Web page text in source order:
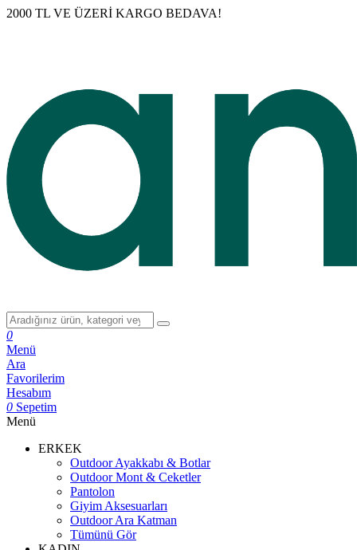
2000 TL VE ÜZERİ KARGO BEDAVA!
0
Menü
Ara
Favorilerim
Hesabım
0 Sepetim
Menü
ERKEK
Outdoor Ayakkabı & Botlar
Outdoor Mont & Ceketler
Pantolon
Giyim Aksesuarları
Outdoor Ara Katman
Tümünü Gör